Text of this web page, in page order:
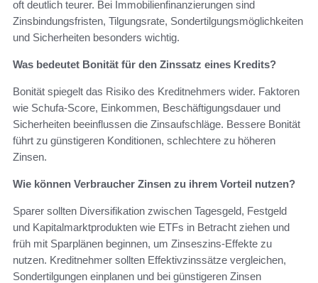
oft deutlich teurer. Bei Immobilienfinanzierungen sind
Zinsbindungsfristen, Tilgungsrate, Sondertilgungsmöglichkeiten
und Sicherheiten besonders wichtig.
Was bedeutet Bonität für den Zinssatz eines Kredits?
Bonität spiegelt das Risiko des Kreditnehmers wider. Faktoren
wie Schufa-Score, Einkommen, Beschäftigungsdauer und
Sicherheiten beeinflussen die Zinsaufschläge. Bessere Bonität
führt zu günstigeren Konditionen, schlechtere zu höheren
Zinsen.
Wie können Verbraucher Zinsen zu ihrem Vorteil nutzen?
Sparer sollten Diversifikation zwischen Tagesgeld, Festgeld
und Kapitalmarktprodukten wie ETFs in Betracht ziehen und
früh mit Sparplänen beginnen, um Zinseszins-Effekte zu
nutzen. Kreditnehmer sollten Effektivzinssätze vergleichen,
Sondertilgungen einplanen und bei günstigeren Zinsen